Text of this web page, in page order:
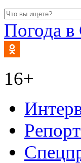
Погода в
16+